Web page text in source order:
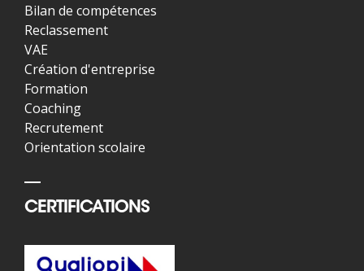
Bilan de compétences
Reclassement
VAE
Création d'entreprise
Formation
Coaching
Recrutement
Orientation scolaire
CERTIFICATIONS